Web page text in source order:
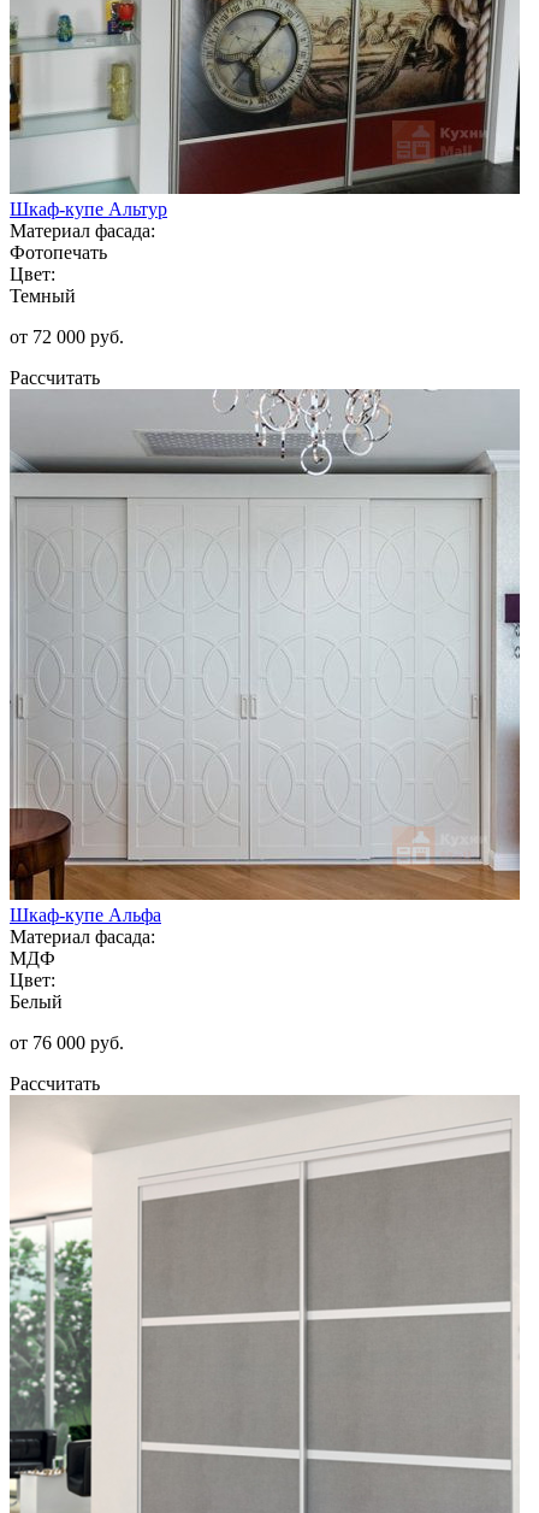
Шкаф-купе Альтур
Материал фасада:
Фотопечать
Цвет:
Темный
от 72 000 руб.
Рассчитать
Шкаф-купе Альфа
Материал фасада:
МДФ
Цвет:
Белый
от 76 000 руб.
Рассчитать